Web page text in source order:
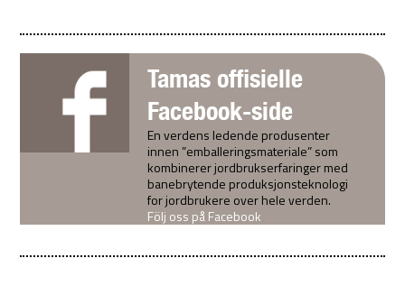
Tamas offisielle
Facebook-side
En verdens ledende produsenter
innen ”emballeringsmateriale” som
kombinerer jordbrukserfaringer med
banebrytende produksjonsteknologi
for jordbrukere over hele verden.
Följ oss på Facebook